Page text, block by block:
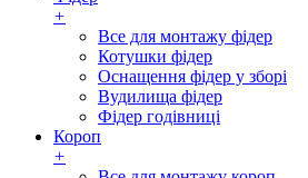
+
Все для монтажу фідер
Котушки фідер
Оснащення фідер у зборі
Вудилища фідер
Фідер годівниці
Короп
+